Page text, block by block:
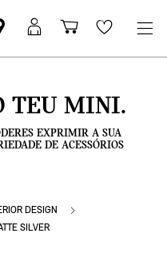
Iniciar
sessão
Carrinho
de
Wishlist
TEU MINI.
EXPRIMIR A SUA
DE ACESSÓRIOS
DESIGN
SILVER